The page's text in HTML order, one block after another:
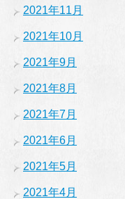
2021年11月
2021年10月
2021年9月
2021年8月
2021年7月
2021年6月
2021年5月
2021年4月